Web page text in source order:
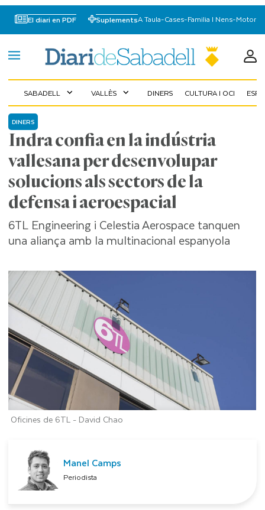
El diari en PDF SuplementsA Taula-Cases-Familia I Nens-Motor
SABADELL expand_more VALLÈS expand_more DINERS CULTURA I OCI
Indra confia en la indústria
vallesana per desenvolupar
solucions als sectors de la
defensa i aeroespacial
DINERS
6TL Engineering i Celestia Aerospace tanquen
una aliança amb la multinacional espanyola
Oficines de 6TL - David Chao
Manel Camps
Periodista